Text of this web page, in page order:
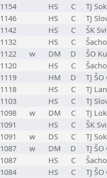
1154 HS C
TJ
1146 HS C
TJ
1142 HS C
ŠK
1132 HS C
1122 w DM D
ŠO
1120 HS C
1119 HM D
TJ
1118 HS C
TJ
1103 HS C
TJ
1098 w DM C
TJ
1091 HS C
ŠK
1091 w DS C
TJ
1087 w DM D
TJ
1087 HS C
1084 HS C
TJ